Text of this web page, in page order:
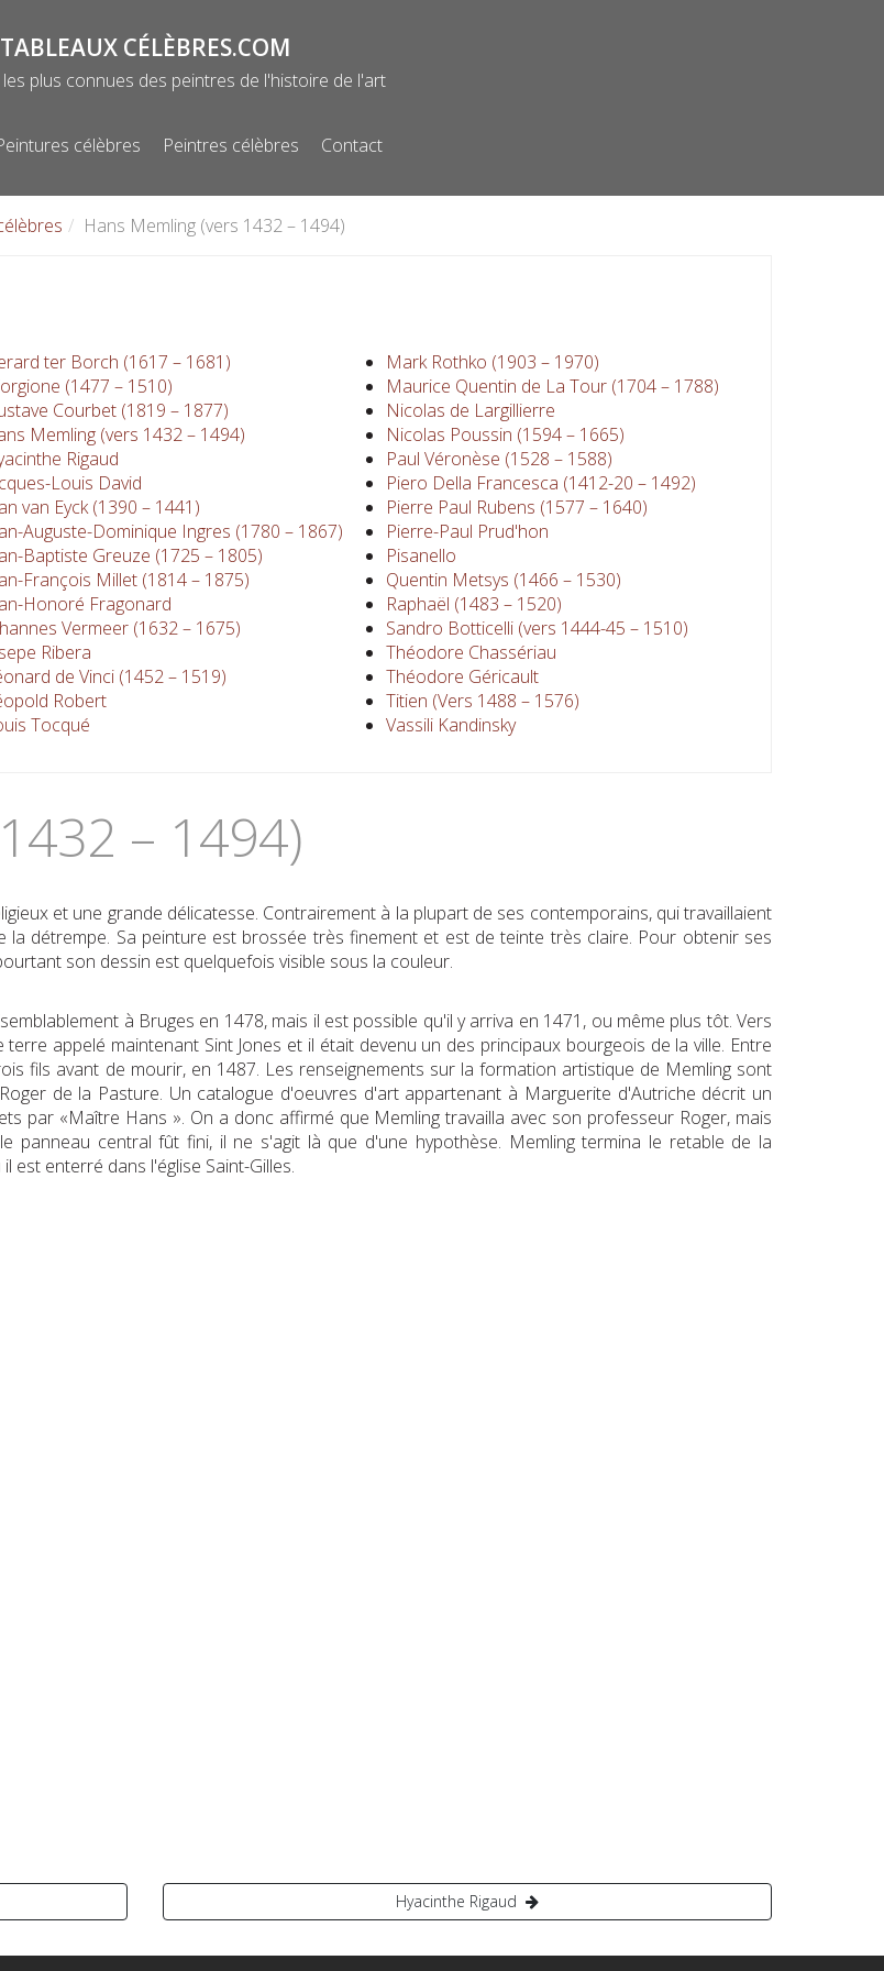
TABLEAUX CÉLÈBRES.COM
plus connues des peintres de l'histoire de l'art
célèbres Peintres célèbres Contact
Hans Memling (vers 1432 – 1494)
ter Borch (1617 – 1681)
(1477 – 1510)
Courbet (1819 – 1877)
Memling (vers 1432 – 1494)
Rigaud
Louis David
van Eyck (1390 – 1441)
Auguste-Dominique Ingres (1780 – 1867)
Baptiste Greuze (1725 – 1805)
François Millet (1814 – 1875)
Honoré Fragonard
Vermeer (1632 – 1675)
Ribera
de Vinci (1452 – 1519)
Robert
Tocqué
Mark Rothko (1903 – 1970)
Maurice Quentin de La Tour (1704 – 1788)
Nicolas de Largillierre
Nicolas Poussin (1594 – 1665)
Paul Véronèse (1528 – 1588)
Piero Della Francesca (1412-20 – 1492)
Pierre Paul Rubens (1577 – 1640)
Pierre-Paul Prud'hon
Pisanello
Quentin Metsys (1466 – 1530)
Raphaël (1483 – 1520)
Sandro Botticelli (vers 1444-45 – 1510)
Théodore Chassériau
Théodore Géricault
Titien (Vers 1488 – 1576)
Vassili Kandinsky
– 1494)
et une grande délicatesse. Contrairement à la plupart de ses contemporains, qui travaillaient
la détrempe. Sa peinture est brossée très finement et est de teinte très claire. Pour obtenir ses
son dessin est quelquefois visible sous la couleur.
à Bruges en 1478, mais il est possible qu'il y arriva en 1471, ou même plus tôt. Vers
appelé maintenant Sint Jones et il était devenu un des principaux bourgeois de la ville. Entre
fils avant de mourir, en 1487. Les renseignements sur la formation artistique de Memling sont
de la Pasture. Un catalogue d'oeuvres d'art appartenant à Marguerite d'Autriche décrit un
par «Maître Hans ». On a donc affirmé que Memling travailla avec son professeur Roger, mais
panneau central fût fini, il ne s'agit là que d'une hypothèse. Memling termina le retable de la
est enterré dans l'église Saint-Gilles.
Hyacinthe Rigaud